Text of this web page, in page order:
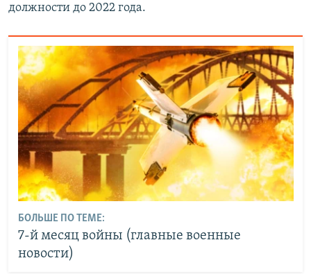
должности до 2022 года.
БОЛЬШЕ ПО ТЕМЕ:
7-й месяц войны (главные военные
новости)